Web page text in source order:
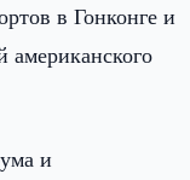
в Гонконге и
американского
и